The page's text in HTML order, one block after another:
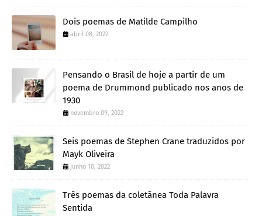
Dois poemas de Matilde Campilho
abril 08, 2022
Pensando o Brasil de hoje a partir de um
poema de Drummond publicado nos anos de
1930
novembro 09, 2022
Seis poemas de Stephen Crane traduzidos por
Mayk Oliveira
junho 10, 2022
Três poemas da coletânea Toda Palavra
Sentida